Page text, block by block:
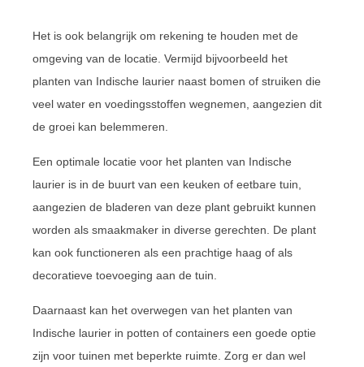
Het is ook belangrijk om rekening te houden met de
omgeving van de locatie. Vermijd bijvoorbeeld het
planten van Indische laurier naast bomen of struiken die
veel water en voedingsstoffen wegnemen, aangezien dit
de groei kan belemmeren.
Een optimale locatie voor het planten van Indische
laurier is in de buurt van een keuken of eetbare tuin,
aangezien de bladeren van deze plant gebruikt kunnen
worden als smaakmaker in diverse gerechten. De plant
kan ook functioneren als een prachtige haag of als
decoratieve toevoeging aan de tuin.
Daarnaast kan het overwegen van het planten van
Indische laurier in potten of containers een goede optie
zijn voor tuinen met beperkte ruimte. Zorg er dan wel